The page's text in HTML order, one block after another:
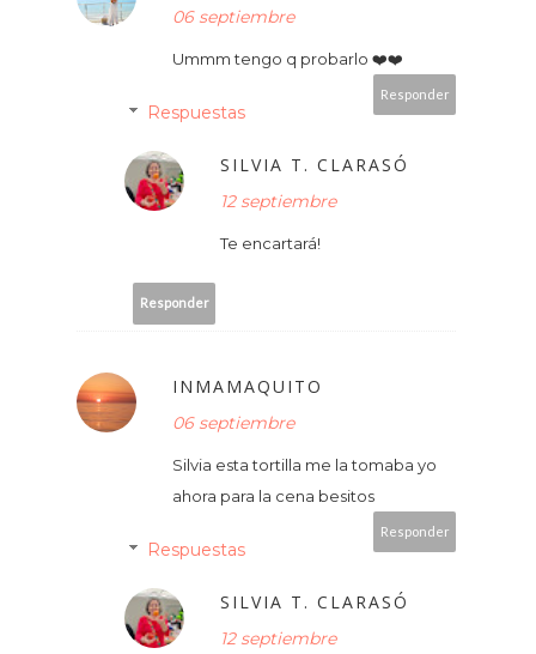
06 septiembre
Ummm tengo q probarlo ❤️❤️
Responder
Respuestas
SILVIA T. CLARASÓ
12 septiembre
Te encartará!
Responder
INMAMAQUITO
06 septiembre
Silvia esta tortilla me la tomaba yo
ahora para la cena besitos
Responder
Respuestas
SILVIA T. CLARASÓ
12 septiembre